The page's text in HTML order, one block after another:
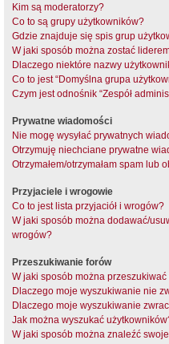
Kim są moderatorzy?
Co to są grupy użytkowników?
Gdzie znajduje się spis grup
W jaki sposób można zostać
Dlaczego niektóre nazwy
Co to jest “Domyślna grupa
Czym jest odnośnik “Zespół
Prywatne wiadomości
Nie mogę wysyłać prywatnych
Otrzymuję niechciane prywatne
Otrzymałem/otrzymałam spam lub
Przyjaciele i wrogowie
Co to jest lista przyjaciół i wrogów?
W jaki sposób można dodawać/
wrogów?
Przeszukiwanie forów
W jaki sposób można przeszukiwać
Dlaczego moje wyszukiwanie nie
Dlaczego moje wyszukiwanie
Jak można wyszukać
W jaki sposób można znaleźć